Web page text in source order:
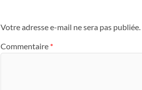
Votre adresse e-mail ne sera pas publiée.
Commentaire *